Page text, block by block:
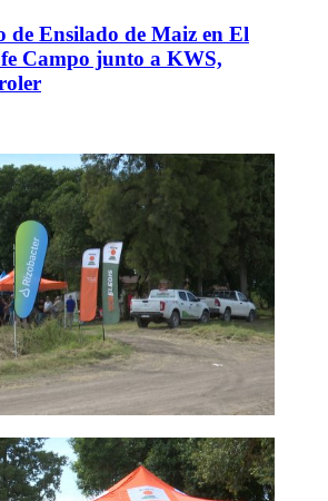
de Ensilado de Maiz en El
Campo junto a KWS,